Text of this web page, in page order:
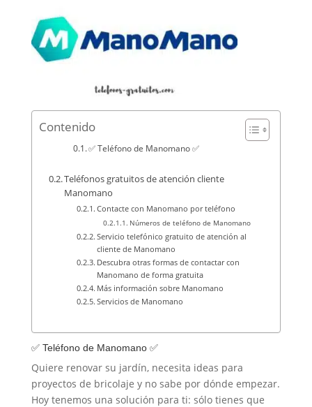
Contenido
✅ Teléfono de Manomano ✅
Teléfonos gratuitos de atención cliente
Manomano
Contacte con Manomano por teléfono
Números de teléfono de Manomano
Servicio telefónico gratuito de atención al
cliente de Manomano
Descubra otras formas de contactar con
Manomano de forma gratuita
Más información sobre Manomano
Servicios de Manomano
✅ Teléfono de Manomano ✅
Quiere renovar su jardín, necesita ideas para
proyectos de bricolaje y no sabe por dónde empezar.
Hoy tenemos una solución para ti: sólo tienes que